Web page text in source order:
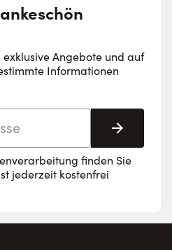
Angebote und auf
Informationen
finden Sie
jederzeit kostenfrei